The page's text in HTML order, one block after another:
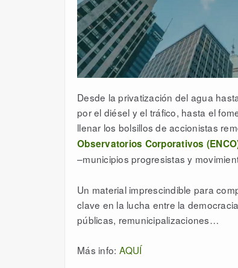
Desde la privatización del agua
por el diésel y el tráfico, hasta el
llenar los bolsillos de accionistas
Observatorios Corporativos
–municipios progresistas y
Un material imprescindible para
clave en la lucha entre la
públicas, remunicipalizaciones…
Más info: AQUÍ